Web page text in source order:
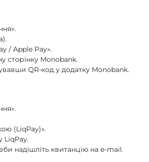
/ Apple Pay».
сторінку Monobank.
QR-код у додатку Monobank.
(LiqPay)».
LiqPay.
надішліть квитанцію на e-mail.